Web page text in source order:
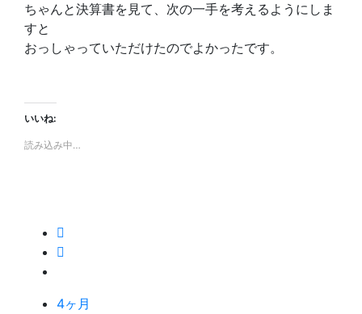
ちゃんと決算書を見て、次の一手を考えるようにしま
すと
おっしゃっていただけたのでよかったです。
いいね:
読み込み中…
4ヶ月